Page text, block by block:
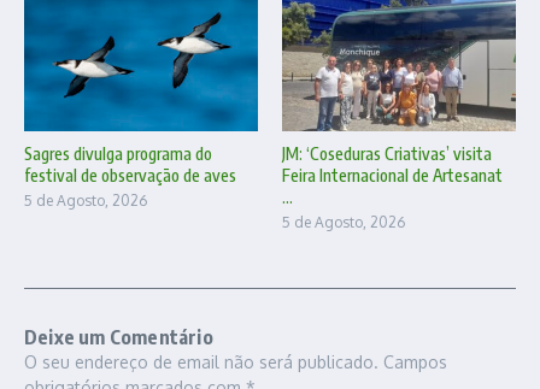
Sagres divulga programa do
festival de observação de aves
5 de Agosto, 2026
JM: ‘Coseduras Criativas’ visita
Feira Internacional de Artesanat
...
5 de Agosto, 2026
Deixe um Comentário
O seu endereço de email não será publicado. Campos